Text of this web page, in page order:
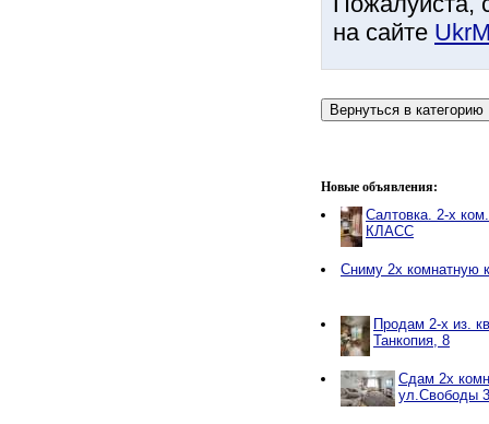
на сайте
Новые объявления:
Салтовка. 2-х
КЛАСС
Сниму 2х комнатную
Продам 2-х из.
Танкопия, 8
Сдам 2х
ул.Свободы